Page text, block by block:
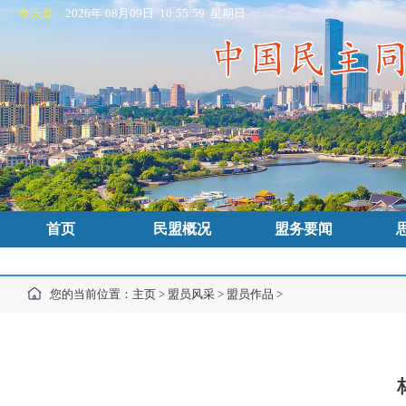
今天是： 2026年 08月09日 10:56:00 星期日
首页 民盟概况 盟务要闻
您的当前位置： 主页 > 盟员风采 > 盟员作品 >